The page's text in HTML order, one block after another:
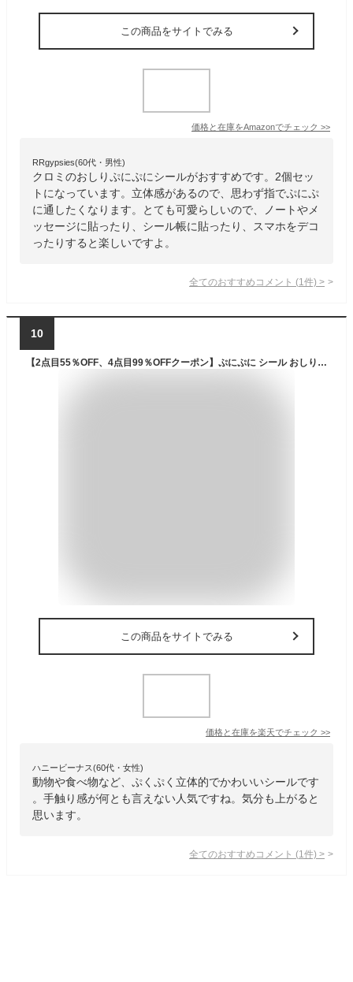
この商品をサイトでみる
価格と在庫をAmazonでチェック >>
RRgypsies(60代・男性)
クロミのおしりぷにぷにシールがおすすめです。2個セッ
トになっています。立体感があるので、思わず指でぷにぷ
に通したくなります。とても可愛らしいので、ノートやメ
ッセージに貼ったり、シール帳に貼ったり、スマホをデコ
ったりすると楽しいですよ。
全てのおすすめコメント (1 件) >
10
【2点目55％OFF、4点目99％OFFクーポン】ぷにぷに シール おしり 3D立体 ぷっくりシール ぷくぷくシール かわいいシール ぷにぷにシール 3dシール 女の子 ぷくぷく 立体シール ご褒美シール シール帳 可愛い シール交換 集め 子供 手帳
この商品をサイトでみる
価格と在庫を楽天でチェック >>
ハニービーナス(60代・女性)
動物や食べ物など、ぷくぷく立体的でかわいいシールです
。手触り感が何とも言えない人気ですね。気分も上がると
思います。
全てのおすすめコメント (1 件) >